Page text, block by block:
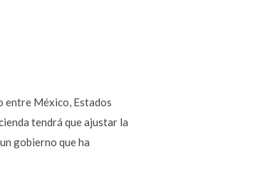
entre México, Estados
tendrá que ajustar la
gobierno que ha